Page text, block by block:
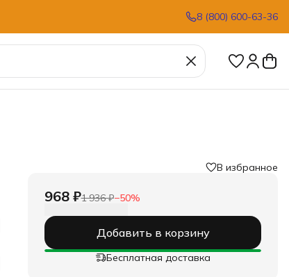
8 (800) 600-63-36
В избранное
968 ₽1 936 ₽−50%
Добавить в корзину
Бесплатная доставка